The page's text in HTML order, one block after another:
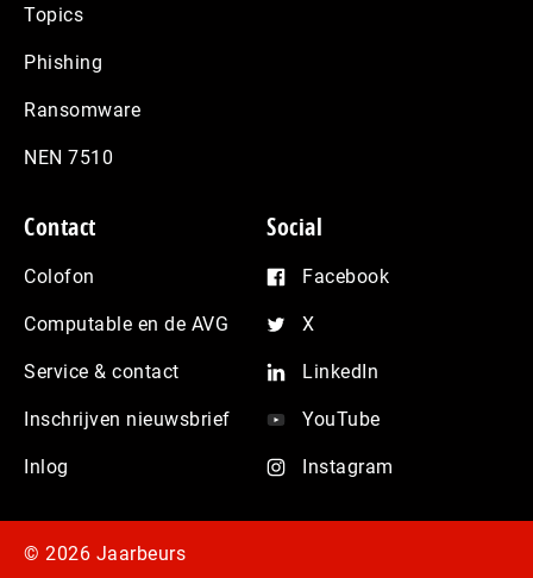
Topics
Phishing
Ransomware
NEN 7510
Contact
Colofon
Computable en de AVG
Service & contact
Inschrijven nieuwsbrief
Inlog
Social
Facebook
X
LinkedIn
YouTube
Instagram
© 2026 Jaarbeurs